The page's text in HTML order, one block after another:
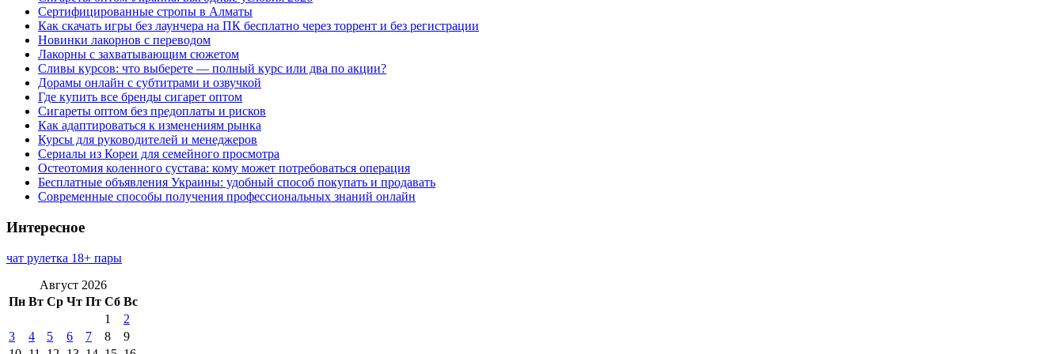
Сертифицированные стропы в Алматы
Как скачать игры без лаунчера на ПК бесплатно через торрент и без регистрации
Новинки лакорнов с переводом
Лакорны с захватывающим сюжетом
Сливы курсов: что выберете — полный курс или два по акции?
Дорамы онлайн с субтитрами и озвучкой
Где купить все бренды сигарет оптом
Сигареты оптом без предоплаты и рисков
Как адаптироваться к изменениям рынка
Курсы для руководителей и менеджеров
Сериалы из Кореи для семейного просмотра
Остеотомия коленного сустава: кому может потребоваться операция
Бесплатные объявления Украины: удобный способ покупать и продавать
Современные способы получения профессиональных знаний онлайн
Интересное
чат рулетка 18+ пары
Август 2026
Пн Вт Ср Чт Пт Сб Вс
1
2
3
4 5 6 7 8
9